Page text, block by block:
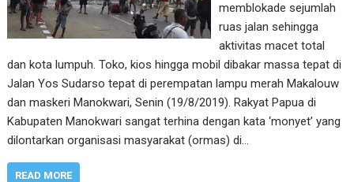
memblokade sejumlah
ruas jalan sehingga
aktivitas macet total
dan kota lumpuh. Toko, kios hingga mobil dibakar massa tepat di
Jalan Yos Sudarso tepat di perempatan lampu merah Makalouw
dan maskeri Manokwari, Senin (19/8/2019). Rakyat Papua di
Kabupaten Manokwari sangat terhina dengan kata ‘monyet’ yang
dilontarkan organisasi masyarakat (ormas) di…
READ MORE